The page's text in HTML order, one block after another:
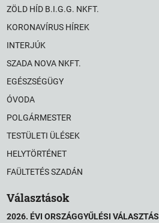
ZÖLD HÍD B.I.G.G. NKFT.
KORONAVÍRUS HÍREK
INTERJÚK
SZADA NOVA NKFT.
EGÉSZSÉGÜGY
ÓVODA
POLGÁRMESTER
TESTÜLETI ÜLÉSEK
HELYTÖRTÉNET
FAÜLTETÉS SZADÁN
Választások
2026. ÉVI ORSZÁGGYŰLÉSI VÁLASZTÁS